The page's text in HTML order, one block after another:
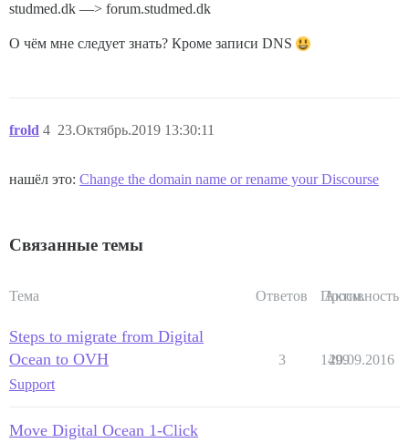
studmed.dk —> forum.studmed.dk
О чём мне следует знать? Кроме записи DNS
frold 23.Октябрь.2019 13:30:11
4
нашёл это: Change the domain name or rename your Discourse
Связанные темы
Тема Ответов Просм.
Активность
Steps to migrate from Digital
Ocean to OVH
Support
3 1499
20.09.2016
Move Digital Ocean 1-Click